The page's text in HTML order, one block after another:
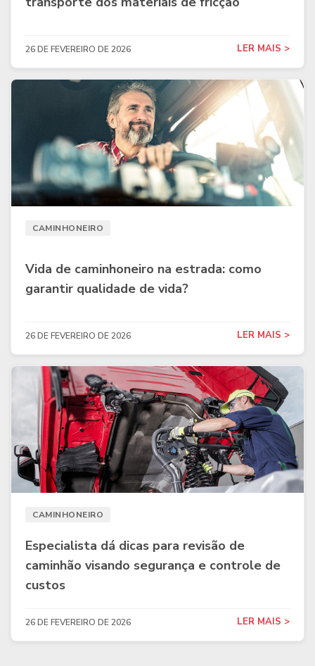
26 DE FEVEREIRO DE 2026 LER MAIS >
CAMINHONEIRO
Vida de caminhoneiro na estrada: como
garantir qualidade de vida?
26 DE FEVEREIRO DE 2026 LER MAIS >
CAMINHONEIRO
Especialista dá dicas para revisão de
caminhão visando segurança e controle de
custos
26 DE FEVEREIRO DE 2026 LER MAIS >